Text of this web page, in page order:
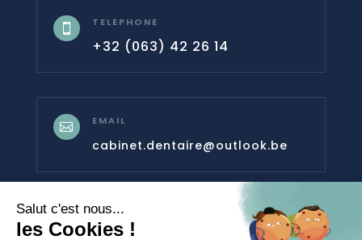
 TELEPHONE
+32 (063) 42 26 14
 EMAIL
cabinet.dentaire@outlook.be
 ADRESSE